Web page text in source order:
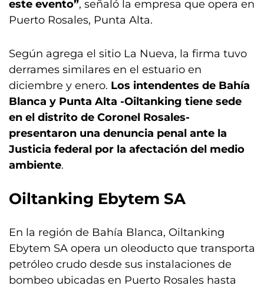
este evento”, señaló la empresa que opera en
Puerto Rosales, Punta Alta.
Según agrega el sitio La Nueva, la firma tuvo
derrames similares en el estuario en
diciembre y enero. Los intendentes de Bahía
Blanca y Punta Alta -Oiltanking tiene sede
en el distrito de Coronel Rosales-
presentaron una denuncia penal ante la
Justicia federal por la afectación del medio
ambiente.
Oiltanking Ebytem SA
En la región de Bahía Blanca, Oiltanking
Ebytem SA opera un oleoducto que transporta
petróleo crudo desde sus instalaciones de
bombeo ubicadas en Puerto Rosales hasta